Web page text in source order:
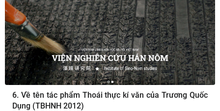
6. Về tên tác phẩm Thoái thực kí văn của Trương Quốc
Dụng (TBHNH 2012)